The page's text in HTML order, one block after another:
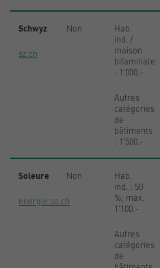
Schwyz
sz.ch
Non
Hab.
ind. /
maison
bifamiliale
: 1'000.-
Autres
catégories
de
bâtiments
: 1'500.-
Soleure
energie.so.ch
Non
Hab.
ind. : 50
%; max.
1'100.-
Autres
catégories
de